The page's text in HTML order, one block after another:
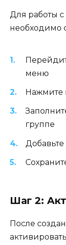
Для работы
необходимо
меню
Нажмите
группе
Шаг 2:
После